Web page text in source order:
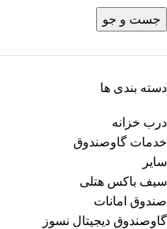
جست و جو
دسته بندی ها
درب خزانه
خدمات گاوصندوق
سایر
سیف باکس هتلی
صندوق امانات
گاوصندوق دیجیتال نسوز